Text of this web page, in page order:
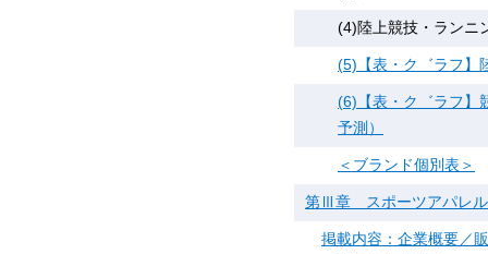
(4)陸上競技・ランニ
(5)【表・ク゛ラフ】
(6)【表・ク゛ラフ】
予測）
＜ブランド個別表＞
第Ⅲ章 スポーツアパレル
掲載内容：企業概要／